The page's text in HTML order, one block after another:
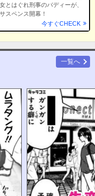
とはぐれ刑事のバディーが、
スペンス開幕！
今すぐCHECK
一覧へ